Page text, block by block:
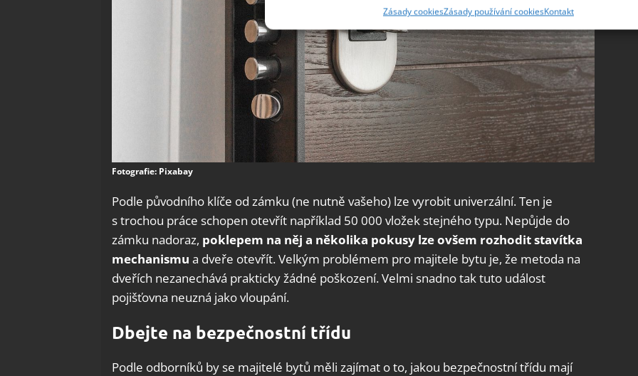
základě aktivně vyžádaných informací.
Zajištění bezpečnosti, předcházení a zjišťování podvodů a
odstraňování chyb, Poskytování a zobrazování reklamy a obsahu,
Ukládání a sdělování voleb ochrany osobních údajů.
Zásady cookiesZásady používání cookiesKontakt
Fotografie: Pixabay
Podle původního klíče od zámku (ne nutně vašeho) lze vyrobit univerzální. Ten je
s trochou práce schopen otevřít například 50 000 vložek stejného typu. Nepůjde do
zámku nadoraz, poklepem na něj a několika pokusy lzeovšem rozhodit stavítka
mechanismu a dveře otevřít. Velkým problémem pro majitele bytu je, že metoda na
dveřích nezanechává prakticky žádné poškození. Velmi snadno tak tuto událost
pojišťovna neuzná jako vloupání.
Dbejte na bezpečnostní třídu
Podle odborníků by se majitelé bytů měli zajímat o to, jakou bezpečnostní třídu mají